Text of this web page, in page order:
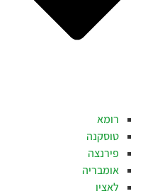
רומא
טוסקנה
פירנצה
אומבריה
לאציו